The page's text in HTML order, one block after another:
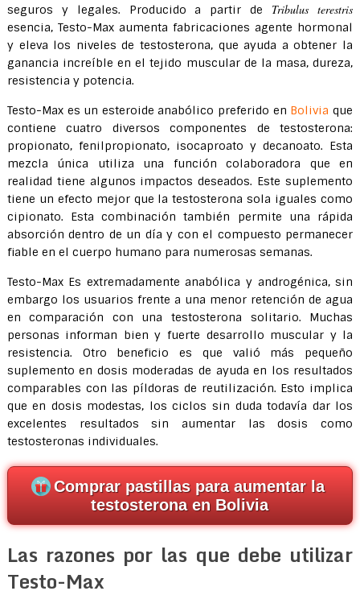
seguros y legales. Producido a partir de Tribulus terestris
esencia, Testo-Max aumenta fabricaciones agente hormonal
y eleva los niveles de testosterona, que ayuda a obtener la
ganancia increíble en el tejido muscular de la masa, dureza,
resistencia y potencia.
Testo-Max es un esteroide anabólico preferido en Bolivia que
contiene cuatro diversos componentes de testosterona:
propionato, fenilpropionato, isocaproato y decanoato. Esta
mezcla única utiliza una función colaboradora que en
realidad tiene algunos impactos deseados. Este suplemento
tiene un efecto mejor que la testosterona sola iguales como
cipionato. Esta combinación también permite una rápida
absorción dentro de un día y con el compuesto permanecer
fiable en el cuerpo humano para numerosas semanas.
Testo-Max Es extremadamente anabólica y androgénica, sin
embargo los usuarios frente a una menor retención de agua
en comparación con una testosterona solitario. Muchas
personas informan bien y fuerte desarrollo muscular y la
resistencia. Otro beneficio es que valió más pequeño
suplemento en dosis moderadas de ayuda en los resultados
comparables con las píldoras de reutilización. Esto implica
que en dosis modestas, los ciclos sin duda todavía dar los
excelentes resultados sin aumentar las dosis como
testosteronas individuales.
Comprar pastillas para aumentar la
testosterona en Bolivia
Las razones por las que debe utilizar
Testo-Max